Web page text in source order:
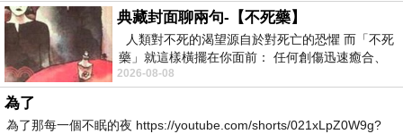
典藏封面聊兩句-【不死藥】
人類對不死的渴望源自於對死亡的恐懼 而「不死
藥」就這樣橫擺在你面前： 任何創傷迅速癒合、
停止衰老、痛覺消失…堪
2026-08-08
為了
為了那每一個不眠的夜 https://youtube.com/shorts/021xLpZ0W9g?